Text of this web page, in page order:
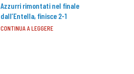
Azzurri rimontati nel finale
dall’Entella, finisce 2-1
CONTINUA A LEGGERE